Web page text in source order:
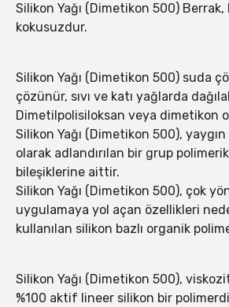
Silikon Yağı (Dimetikon 500) Berrak,
kokusuzdur.
Silikon Yağı (Dimetikon 500) suda
çözünür, sıvı ve katı yağlarda
Dimetilpolisiloksan veya dimetikon
Silikon Yağı (Dimetikon 500),
olarak adlandırılan bir grup
bileşiklerine aittir.
Silikon Yağı (Dimetikon 500), çok
uygulamaya yol açan özellikleri
kullanılan silikon bazlı organik
Silikon Yağı (Dimetikon 500),
%100 aktif lineer silikon bir